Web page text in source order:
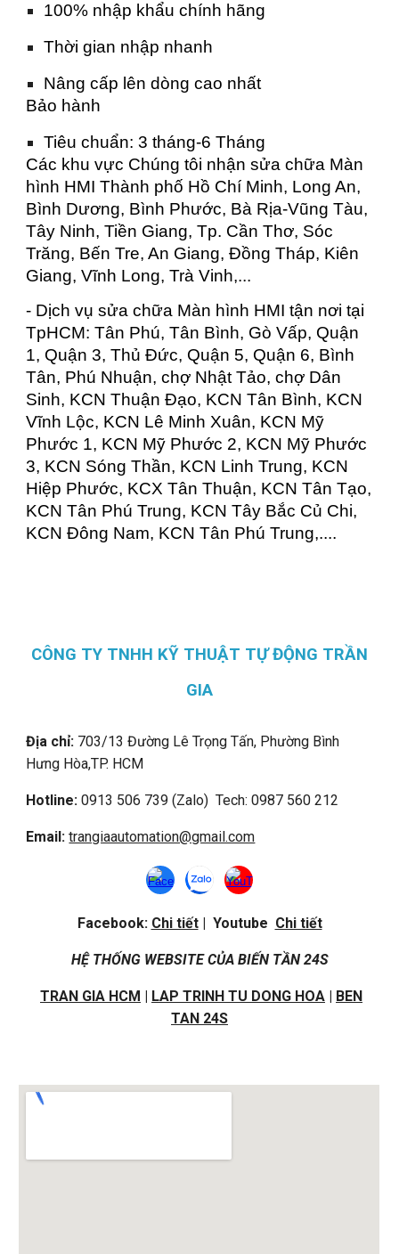
100% nhập khẩu chính hãng
Thời gian nhập nhanh
Nâng cấp lên dòng cao nhất
Bảo hành
Tiêu chuẩn: 3 tháng-6 Tháng
Các khu vực Chúng tôi nhận sửa chữa Màn
hình HMI Thành phố Hồ Chí Minh, Long An,
Bình Dương, Bình Phước, Bà Rịa-Vũng Tàu,
Tây Ninh, Tiền Giang, Tp. Cần Thơ, Sóc
Trăng, Bến Tre, An Giang, Đồng Tháp, Kiên
Giang, Vĩnh Long, Trà Vinh,...
- Dịch vụ sửa chữa Màn hình HMI tận nơi tại
TpHCM: Tân Phú, Tân Bình, Gò Vấp, Quận
1, Quận 3, Thủ Đức, Quận 5, Quận 6, Bình
Tân, Phú Nhuận, chợ Nhật Tảo, chợ Dân
Sinh, KCN Thuận Đạo, KCN Tân Bình, KCN
Vĩnh Lộc, KCN Lê Minh Xuân, KCN Mỹ
Phước 1, KCN Mỹ Phước 2, KCN Mỹ Phước
3, KCN Sóng Thần, KCN Linh Trung, KCN
Hiệp Phước, KCX Tân Thuận, KCN Tân Tạo,
KCN Tân Phú Trung, KCN Tây Bắc Củ Chi,
KCN Đông Nam, KCN Tân Phú Trung,....
CÔNG TY TNHH KỸ THUẬT TỰ ĐỘNG TRẦN
GIA
Địa chỉ: 703/13 Đường Lê Trọng Tấn, Phường Bình
Hưng Hòa,TP. HCM
Hotline: 0913 506 739 (Zalo) Tech: 0987 560 212
Email:trangiaautomation@gmail.com
Facebook: Chi tiết| Youtube Chi tiết
HỆ THỐNG WEBSITE CỦA BIẾN TẦN 24S
TRAN GIA HCM | LAP TRINH TU DONG HOA | BEN
TAN 24S